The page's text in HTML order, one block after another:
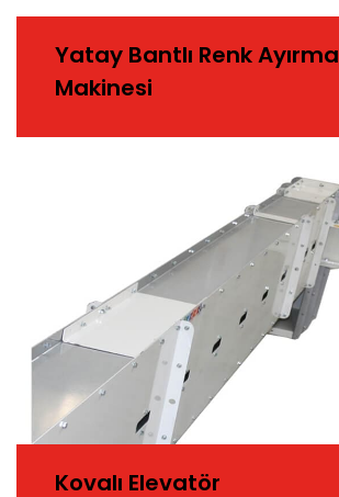
Yatay Bantlı Renk Ayırma
Makinesi
Kovalı Elevatör